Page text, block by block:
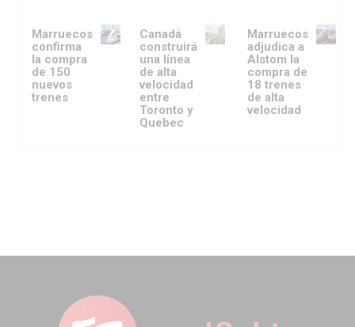
Marruecos
confirma
la compra
de 150
nuevos
trenes
Canadá
construirá
una línea
de alta
velocidad
entre
Toronto y
Quebec
Marruecos
adjudica a
Alstom la
compra de
18 trenes
de alta
velocidad